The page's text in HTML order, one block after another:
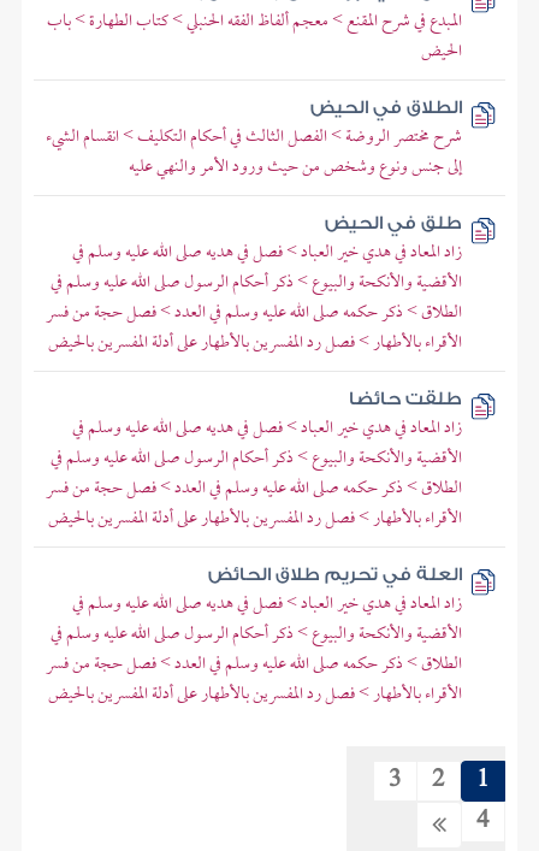
المبدع في شرح المقنع > معجم ألفاظ الفقه الحنبلي > كتاب الطهارة > باب
الحيض
الطلاق في الحيض
شرح مختصر الروضة > الفصل الثالث في أحكام التكليف > انقسام الشيء
إلى جنس ونوع وشخص من حيث ورود الأمر والنهي عليه
طلق في الحيض
زاد المعاد في هدي خير العباد > فصل في هديه صلى الله عليه وسلم في
الأقضية والأنكحة والبيوع > ذكر أحكام الرسول صلى الله عليه وسلم في
الطلاق > ذكر حكمه صلى الله عليه وسلم في العدد > فصل حجة من فسر
الأقراء بالأطهار > فصل رد المفسرين بالأطهار على أدلة المفسرين بالحيض
طلقت حائضا
زاد المعاد في هدي خير العباد > فصل في هديه صلى الله عليه وسلم في
الأقضية والأنكحة والبيوع > ذكر أحكام الرسول صلى الله عليه وسلم في
الطلاق > ذكر حكمه صلى الله عليه وسلم في العدد > فصل حجة من فسر
الأقراء بالأطهار > فصل رد المفسرين بالأطهار على أدلة المفسرين بالحيض
العلة في تحريم طلاق الحائض
زاد المعاد في هدي خير العباد > فصل في هديه صلى الله عليه وسلم في
الأقضية والأنكحة والبيوع > ذكر أحكام الرسول صلى الله عليه وسلم في
الطلاق > ذكر حكمه صلى الله عليه وسلم في العدد > فصل حجة من فسر
الأقراء بالأطهار > فصل رد المفسرين بالأطهار على أدلة المفسرين بالحيض
1
2
3
4